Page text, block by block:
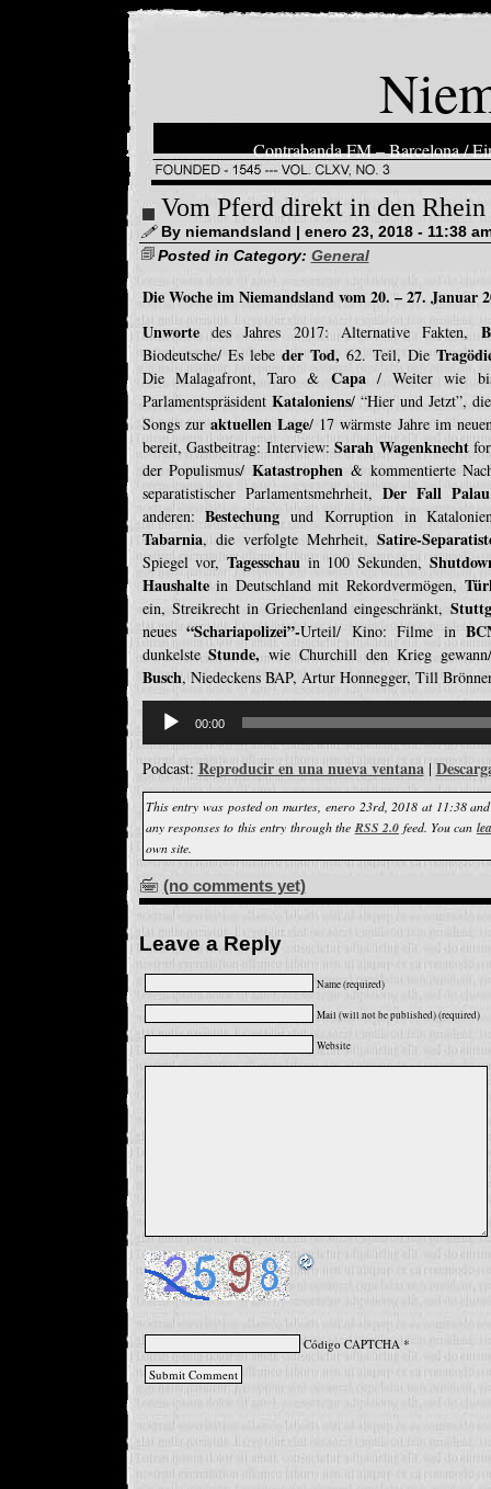
Contrabanda FM – Barcelona /
Vom Pferd direkt in den
By niemandsland | enero 23, 2018 - 11:38
Posted in Category: General
Die Woche im Niemandsland vom 20. – 27. Januar
Unwortedes Jahres 2017: Alternative Fakten,
Biodeutsche/ Es lebe der Tod, 62. Teil, Die
Die Malagafront, Taro & Capa/ Weiter wie
Parlamentspräsident Kataloniens/ “Hier und Jetzt”,
Songs zur aktuellen Lage/ 17 wärmste Jahre im
bereit, Gastbeitrag: Interview: Sarah Wagenknecht
der Populismus/ Katastrophen & kommentierte
separatistischer Parlamentsmehrheit, Der Fall Palau
anderen:Bestechung und Korruption in
Tabarnia, die verfolgte Mehrheit,Satire-
Spiegel vor,Tagesschauin 100 Sekunden,
Haushaltein Deutschland mit Rekordvermögen,
ein, Streikrecht in Griechenland eingeschränkt,
neues “Schariapolizei”-Urteil/ Kino: Filme in
dunkelsteStunde,wie Churchill den Krieg
Busch, Niedeckens BAP, Artur Honnegger, Till
audio
00:00
Podcast: Reproducir en una nueva ventana|
This entry was posted on martes, enero 23rd, 2018 at 11:38
any responses to this entry through the RSS 2.0 feed. You can
own site.
(no comments yet)
Leave a Reply
Name (required)
Mail (will not be published) (required)
Website
Código CAPTCHA*